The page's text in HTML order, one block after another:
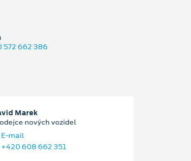
572 662 386
Marek
nových vozidel
E‑mail
+420 608 662 351